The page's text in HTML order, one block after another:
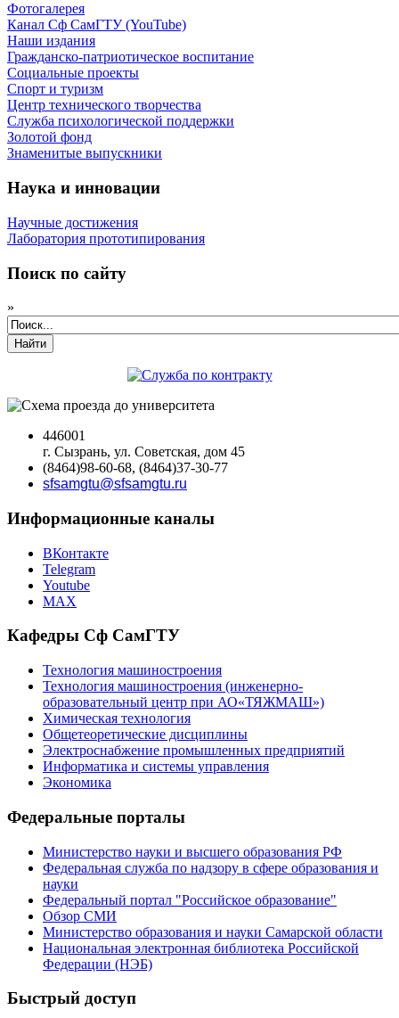
Фотогалерея
Канал Сф СамГТУ (YouTube)
Наши издания
Гражданско-патриотическое воспитание
Социальные проекты
Спорт и туризм
Центр технического творчества
Служба психологической поддержки
Золотой фонд
Знаменитые выпускники
Наука и инновации
Научные достижения
Лаборатория прототипирования
Поиск по сайту
»
Найти
446001
г. Сызрань, ул. Советская, дом 45
(8464)98-60-68, (8464)37-30-77
sfsamgtu@sfsamgtu.ru
Информационные каналы
ВКонтакте
Telegram
Youtube
MAX
Кафедры Сф СамГТУ
Технология машиностроения
Технология машиностроения (инженерно-
образовательный центр при АО«ТЯЖМАШ»)
Химическая технология
Общетеоретические дисциплины
Электроснабжение промышленных предприятий
Информатика и системы управления
Экономика
Федеральные порталы
Министерство науки и высшего образования РФ
Федеральная служба по надзору в сфере образования и
науки
Федеральный портал "Российское образование"
Обзор СМИ
Министерство образования и науки Самарской области
Национальная электронная библиотека Российской
Федерации (НЭБ)
Быстрый доступ